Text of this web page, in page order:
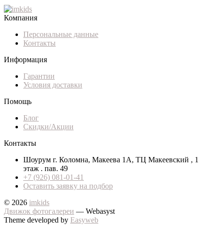
Компания
Персональные данные
Контакты
Информация
Гарантии
Условия доставки
Помощь
Блог
Скидки/Акции
Контакты
Шоурум г. Коломна, Макеева 1А, ТЦ Макеевский , 1
этаж . пав. 49
+7 (926) 081-01-41
Оставить заявку на подбор
© 2026 imkids
Движок фотогалереи — Webasyst
Theme developed by Easyweb